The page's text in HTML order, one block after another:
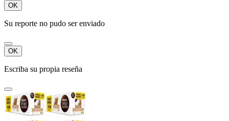
OK
Su reporte no pudo ser enviado
OK
Escriba su propia reseña